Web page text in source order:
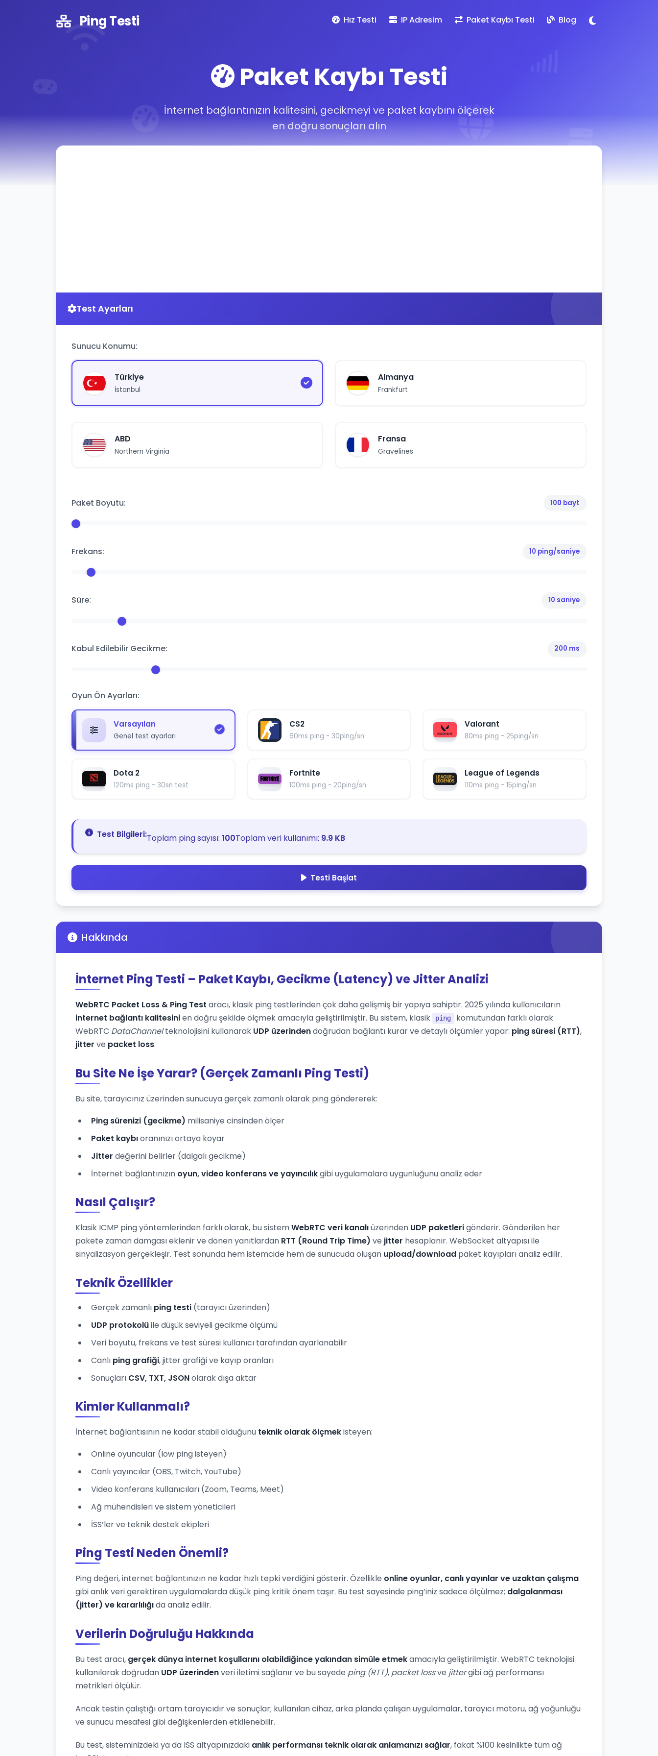
Ping Testi Hız Testi IP Adresim Paket Kaybı Testi Blog
Paket Kaybı Testi
İnternet bağlantınızın kalitesini, gecikmeyi ve paket kaybını ölçerek
en doğru sonuçları alın
Test Ayarları
Sunucu Konumu:
Türkiye
İstanbul
Almanya
Frankfurt
ABD
Northern Virginia
Fransa
Gravelines
Paket Boyutu: 100 bayt
Frekans: 10 ping/saniye
Süre: 10 saniye
Kabul Edilebilir Gecikme: 200 ms
Oyun Ön Ayarları:
Varsayılan
Genel test ayarları
CS2
60ms ping - 30ping/sn
Valorant
80ms ping - 25ping/sn
Dota 2
120ms ping - 30sn test
Fortnite
100ms ping - 20ping/sn
League of Legends
110ms ping - 15ping/sn
Test Bilgileri:Toplam ping sayısı: 100Toplam veri kullanımı: 9.9 KB
Testi Başlat
Hakkında
İnternet Ping Testi – Paket Kaybı, Gecikme (Latency) ve Jitter Analizi
WebRTC Packet Loss & Ping Test aracı, klasik ping testlerinden çok daha gelişmiş bir yapıya sahiptir. 2025 yılında kullanıcıların
internet bağlantı kalitesinien doğru şekilde ölçmek amacıyla geliştirilmiştir. Bu sistem, klasik ping
komutundan farklı olarak
WebRTC DataChannelteknolojisini kullanarak UDP üzerindendoğrudan bağlantı kurar ve detaylı ölçümler yapar: ping süresi (RTT),
jitter ve packet loss.
Bu Site Ne İşe Yarar? (Gerçek Zamanlı Ping Testi)
Bu site, tarayıcınız üzerinden sunucuya gerçek zamanlı olarak ping göndererek:
Ping sürenizi (gecikme) milisaniye cinsinden ölçer
Paket kaybıoranınızı ortaya koyar
Jitter değerini belirler (dalgalı gecikme)
İnternet bağlantınızın oyun, video konferans ve yayıncılıkgibi uygulamalara uygunluğunu analiz eder
Nasıl Çalışır?
Klasik ICMP ping yöntemlerinden farklı olarak, bu sistemWebRTC veri kanalıüzerinden UDP paketlerigönderir. Gönderilen her
pakete zaman damgası eklenir ve dönen yanıtlardan RTT (Round Trip Time) ve jitter hesaplanır. WebSocket altyapısı ile
sinyalizasyon gerçekleşir. Test sonunda hem istemcide hem de sunucuda oluşan upload/download paket kayıpları analiz edilir.
Teknik Özellikler
Gerçek zamanlı ping testi (tarayıcı üzerinden)
UDP protokolüile düşük seviyeli gecikme ölçümü
Veri boyutu, frekans ve test süresi kullanıcı tarafından ayarlanabilir
Canlı ping grafiği, jitter grafiği ve kayıp oranları
Sonuçları CSV, TXT, JSONolarak dışa aktar
Kimler Kullanmalı?
İnternet bağlantısının ne kadar stabil olduğunu teknik olarak ölçmekisteyen:
Online oyuncular (low ping isteyen)
Canlı yayıncılar (OBS, Twitch, YouTube)
Video konferans kullanıcıları (Zoom, Teams, Meet)
Ağ mühendisleri ve sistem yöneticileri
İSS’ler ve teknik destek ekipleri
Ping Testi Neden Önemli?
Ping değeri, internet bağlantınızın ne kadar hızlı tepki verdiğini gösterir. Özellikle online oyunlar, canlı yayınlar ve uzaktan çalışma
gibi anlık veri gerektiren uygulamalarda düşük ping kritik önem taşır. Bu test sayesinde ping’iniz sadece ölçülmez; dalgalanması
(jitter) ve kararlılığıda analiz edilir.
Verilerin Doğruluğu Hakkında
Bu test aracı, gerçek dünya internet koşullarını olabildiğince yakından simüle etmekamacıyla geliştirilmiştir. WebRTC teknolojisi
kullanılarak doğrudan UDP üzerindenveri iletimi sağlanır ve bu sayede ping (RTT), packet lossve jittergibi ağ performansı
metrikleri ölçülür.
Ancak testin çalıştığı ortam tarayıcıdır ve sonuçlar; kullanılan cihaz, arka planda çalışan uygulamalar, tarayıcı motoru, ağ yoğunluğu
ve sunucu mesafesi gibi değişkenlerden etkilenebilir.
Bu test, sisteminizdeki ya da ISS altyapınızdaki anlık performansı teknik olarak anlamanızı sağlar, fakat %100 kesinlikte tüm ağ